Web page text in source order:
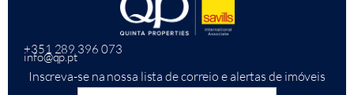
+351 289 396 073
info@qp.pt
Inscreva-se na nossa lista de correio e alertas de imóveis